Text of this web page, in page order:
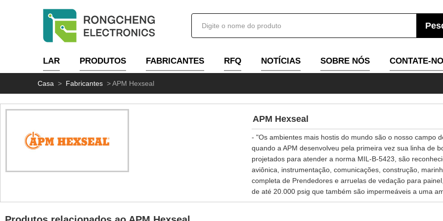
LAR PRODUTOS FABRICANTES RFQ NOTÍCIAS SOBRE NÓS CONTATE-
Casa > Fabricantes >APM Hexseal
APM Hexseal
- "Os ambientes mais hostis do mundo são o nosso campo
quando a APM desenvolveu pela primeira vez sua linha de
projetados para atender a norma MIL-B-5423, são
aviônica, instrumentação, comunicações, construção,
completa de Prendedores e arruelas de vedação para
de até 20.000 psig que também são impermeáveis ​​a uma